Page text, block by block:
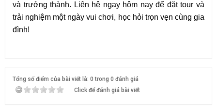
và trưởng thành. Liên hệ ngay hôm nay để đặt tour và
trải nghiệm một ngày vui chơi, học hỏi trọn vẹn cùng gia
đình!
Tổng số điểm của bài viết là: 0 trong 0 đánh giá
Click để đánh giá bài viết